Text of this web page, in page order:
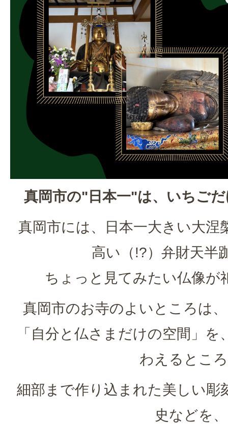
真岡市の"日本一"は、いちご
真岡市には、日本一大きい大涅
高い（!?）弁財天半
ちょっと見てみたい仏像が
真岡市のお寺のよいところは
「自分と仏さまだけの空間」
わえるとこ
細部まで作り込まれた美しい彫
史などを、